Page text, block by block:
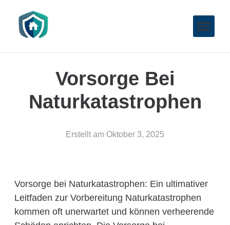
Vorsorge Bei
Naturkatastrophen
Erstellt am Oktober 3, 2025
Vorsorge bei Naturkatastrophen: Ein ultimativer
Leitfaden zur Vorbereitung Naturkatastrophen
kommen oft unerwartet und können verheerende